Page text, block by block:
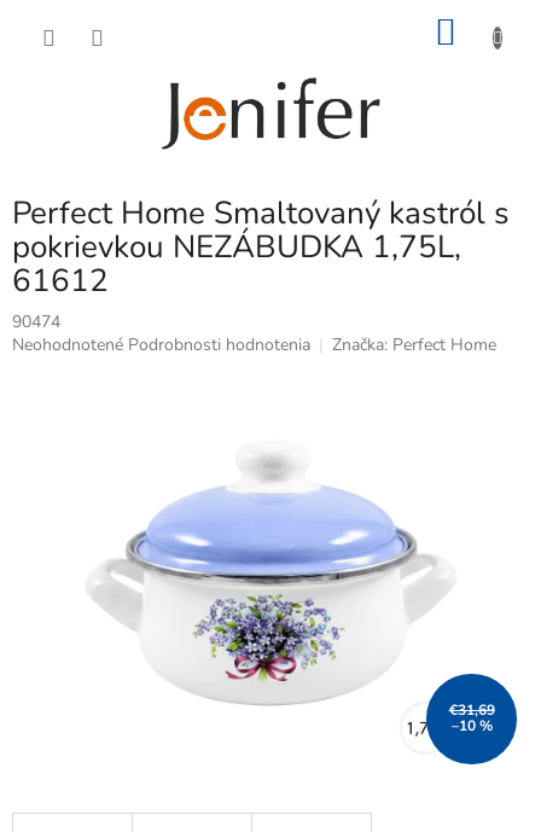
Perfect Home Smaltovaný kastról s
pokrievkou NEZÁBUDKA 1,75L,
61612
90474
Priemerné
Neohodnotené Podrobnosti hodnotenia Značka: Perfect Home
€31,69
–10 %